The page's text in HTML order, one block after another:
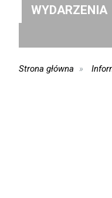
WYDARZENIA
Strona główna